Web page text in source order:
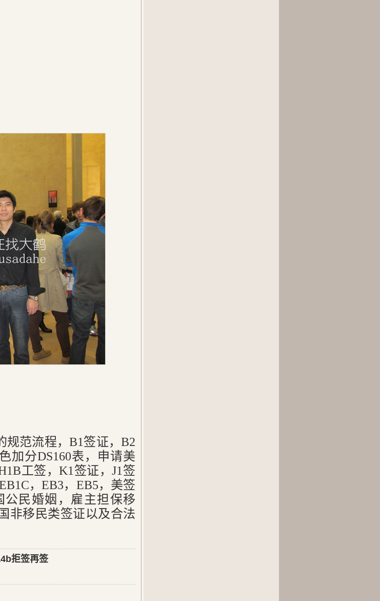
规范流程，B1签证，B2
加分DS160表，申请美
工签，K1签证，J1签
，EB3，EB5，美签
民婚姻，雇主担保移
非移民类签证以及合法
拒签再签